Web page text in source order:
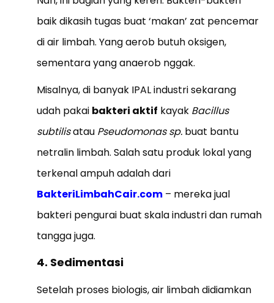
baik dikasih tugas buat ‘makan’ zat pencemar
di air limbah. Yang aerob butuh oksigen,
sementara yang anaerob nggak.
Misalnya, di banyak IPAL industri sekarang
udah pakai bakteri aktif kayak Bacillus
subtilisatau Pseudomonas sp. buat bantu
netralin limbah. Salah satu produk lokal yang
terkenal ampuh adalah dari
BakteriLimbahCair.com – mereka jual
bakteri pengurai buat skala industri dan rumah
tangga juga.
4. Sedimentasi
Setelah proses biologis, air limbah didiamkan